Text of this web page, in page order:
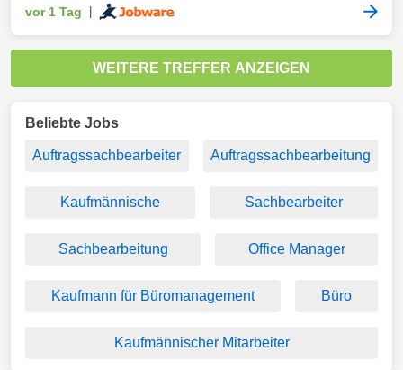
vor 1 Tag
WEITERE TREFFER ANZEIGEN
Beliebte Jobs
Auftragssachbearbeiter Auftragssachbearbeitung
Kaufmännische Sachbearbeiter
Sachbearbeitung Office Manager
Kaufmann für Büromanagement Büro
Kaufmännischer Mitarbeiter